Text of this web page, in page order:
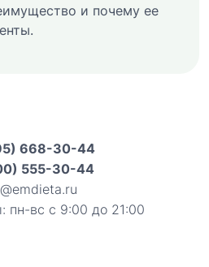
668-30-44
555-30-44
пн-вс с 9:00 до 21:00